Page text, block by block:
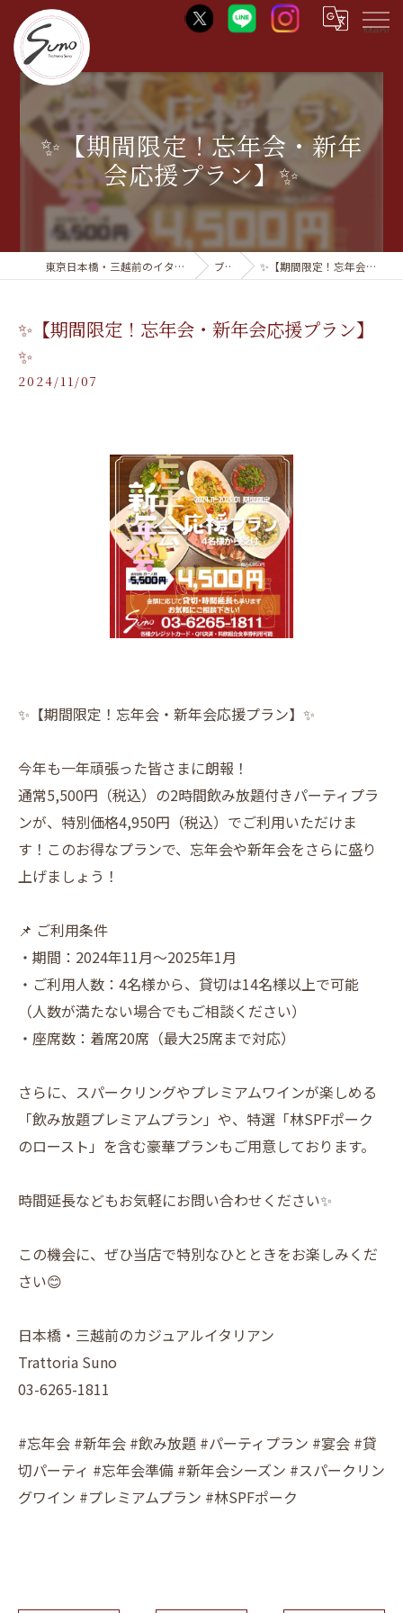
Menu
✨【期間限定！忘年会・新年
会応援プラン】✨
東京日本橋・三越前のイタリアンならTrattoria Suno ブログ ✨【期間限定！忘年会・新年会応援プラン】✨
✨【期間限定！忘年会・新年会応援プラン】
✨
2024/11/07
✨【期間限定！忘年会・新年会応援プラン】✨
今年も一年頑張った皆さまに朗報！
通常5,500円（税込）の2時間飲み放題付きパーティプラ
ンが、特別価格4,950円（税込）でご利用いただけま
す！このお得なプランで、忘年会や新年会をさらに盛り
上げましょう！
📌 ご利用条件
・期間：2024年11月～2025年1月
・ご利用人数：4名様から、貸切は14名様以上で可能
（人数が満たない場合でもご相談ください）
・座席数：着席20席（最大25席まで対応）
さらに、スパークリングやプレミアムワインが楽しめる
「飲み放題プレミアムプラン」や、特選「林SPFポーク
のロースト」を含む豪華プランもご用意しております。
時間延長などもお気軽にお問い合わせください✨
この機会に、ぜひ当店で特別なひとときをお楽しみくだ
さい😊
日本橋・三越前のカジュアルイタリアン
Trattoria Suno
03-6265-1811
#忘年会 #新年会 #飲み放題 #パーティプラン #宴会 #貸
切パーティ #忘年会準備 #新年会シーズン #スパークリン
グワイン #プレミアムプラン #林SPFポーク